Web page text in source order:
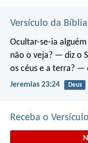
Versículo da
Ocultar-se-ia
não o veja? — diz o S
os céus e a terra? —
Jeremias 23:24 Deus
Receba o